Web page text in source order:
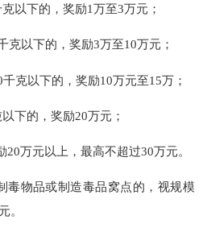
下的，奖励1万至3万元；
以下的，奖励3万至10万元；
以下的，奖励10万元至15万；
的，奖励20万元；
万元以上，最高不超过30万元。
物品或制造毒品窝点的，视规模
。